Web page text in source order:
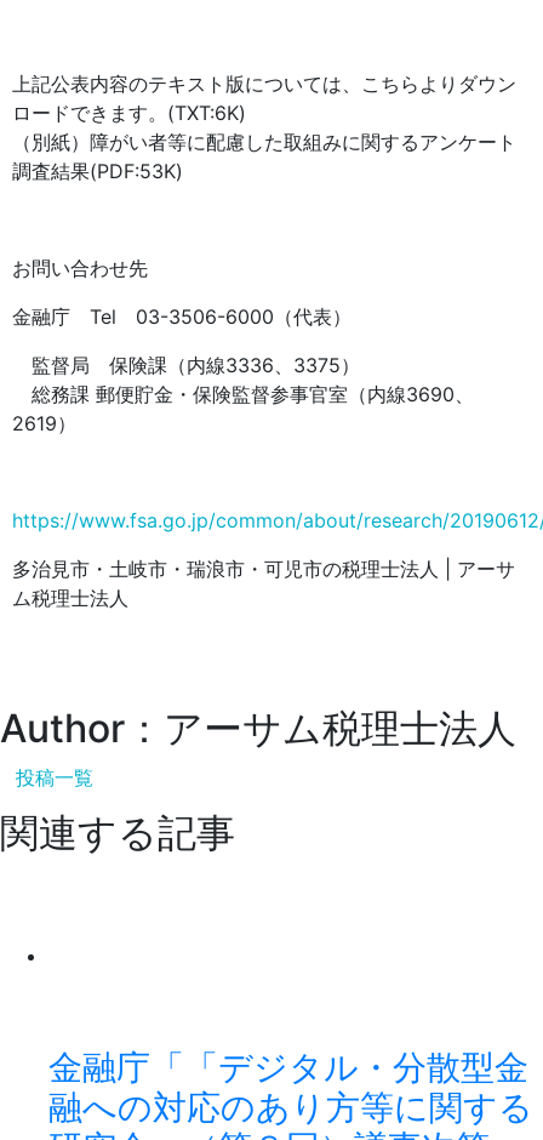
上記公表内容のテキスト版については、こちらよりダウン
ロードできます。(TXT:6K)
（別紙）障がい者等に配慮した取組みに関するアンケート
調査結果(PDF:53K)
お問い合わせ先
金融庁 Tel 03-3506-6000（代表）
監督局 保険課（内線3336、3375）
総務課 郵便貯金・保険監督参事官室（内線3690、
2619）
https://www.fsa.go.jp/common/about/research/
多治見市・土岐市・瑞浪市・可児市の税理士法人 | アーサ
ム税理士法人
Author：アーサム税理士法人
投稿一覧
関連する記事
金融庁「「デジタル・分散型金
融への対応のあり方等に関する